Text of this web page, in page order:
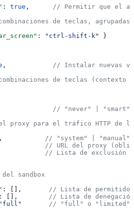
: true ,
// Permitir que el
de teclas,
: "ctrl-shift-k"
}
,
// Instalar nuevas
de teclas (contexto
// "never" | "smart"
proxy para el tráfico HTTP de
,
// "system" |
// URL del proxy
// Lista de exclusión
del sandbox
: [],
// Lista de
: [],
// Lista de
"full"
// "full" o "limited"